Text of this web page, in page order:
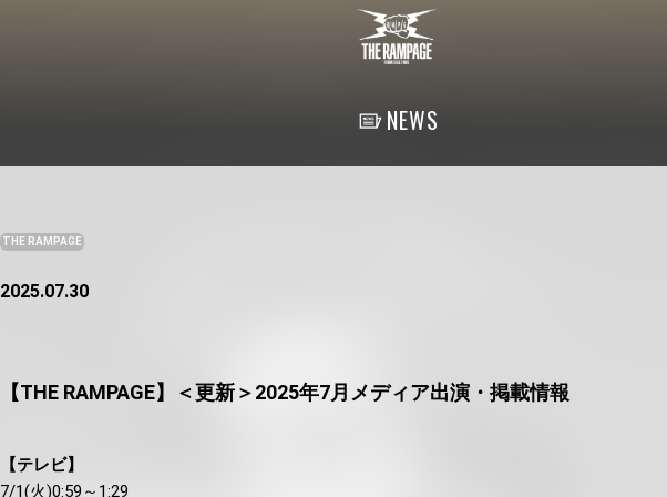
NEWS
THE RAMPAGE
2025.07.30
【THE RAMPAGE】＜更新＞2025年7月メディア出演・掲載情報
【テレビ】
7/1(火)0:59～1:29